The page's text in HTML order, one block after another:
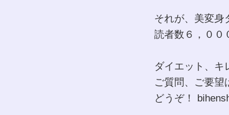
それが、美変身
読者数６，００
ダイエット、キ
ご質問、ご要望
どうぞ！